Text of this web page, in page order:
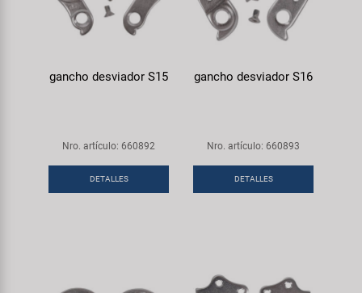
gancho desviador S15
Nro. artículo: 660892
DETALLES
gancho desviador S16
Nro. artículo: 660893
DETALLES